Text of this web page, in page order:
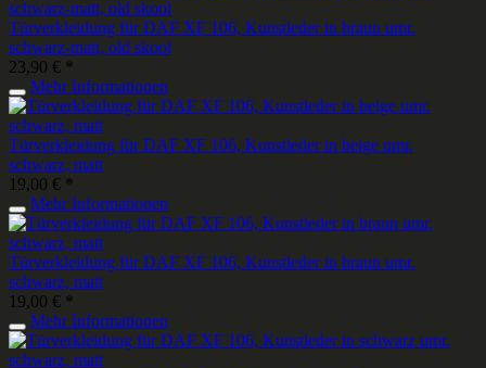
Türverkleidung für DAF XF 106, Kunstleder in braun umr.
schwarz-matt, old skool
23,90 € *
Mehr Informationen
Türverkleidung für DAF XF 106, Kunstleder in beige umr.
schwarz, matt
19,00 € *
Mehr Informationen
Türverkleidung für DAF XF 106, Kunstleder in braun umr.
schwarz, matt
19,00 € *
Mehr Informationen